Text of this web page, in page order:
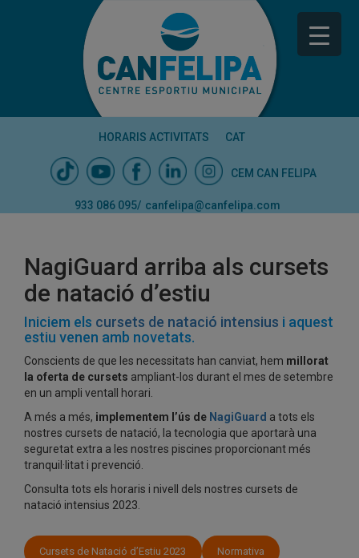
HORARIS ACTIVITATS CAT
CEM CAN FELIPA
933 086 095/ canfelipa@canfelipa.com
NagiGuard arriba als cursets
de natació d’estiu
Iniciem els cursets de natació intensius i aquest
estiu venen amb novetats.
Conscients de que les necessitats han canviat, hem millorat
la oferta de cursets ampliant-los durant el mes de setembre
en un ampli ventall horari.
A més a més, implementem l’ús de NagiGuard a tots els
nostres cursets de natació, la tecnologia que aportarà una
seguretat extra a les nostres piscines proporcionant més
tranquil·litat i prevenció.
Consulta tots els horaris i nivell dels nostres cursets de
natació intensius 2023.
Cursets de Natació d’Estiu 2023 Normativa